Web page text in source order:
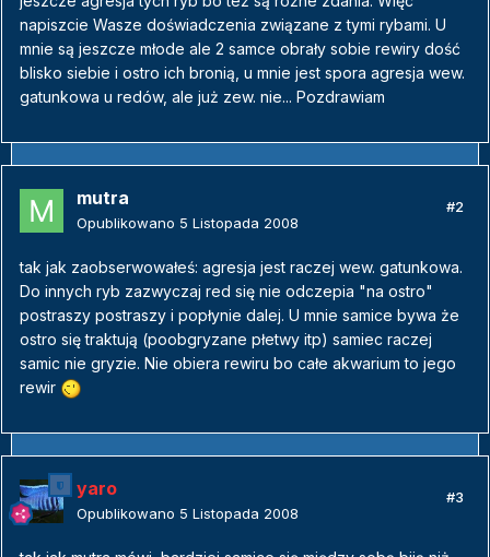
napiszcie Wasze doświadczenia związane z tymi rybami. U
mnie są jeszcze młode ale 2 samce obrały sobie rewiry dość
blisko siebie i ostro ich bronią, u mnie jest spora agresja wew.
gatunkowa u redów, ale już zew. nie... Pozdrawiam
mutra
Opublikowano 5 Listopada 2008
#2
tak jak zaobserwowałeś: agresja jest raczej wew. gatunkowa.
Do innych ryb zazwyczaj red się nie odczepia "na ostro"
postraszy postraszy i popłynie dalej. U mnie samice bywa że
ostro się traktują (poobgryzane płetwy itp) samiec raczej
samic nie gryzie. Nie obiera rewiru bo całe akwarium to jego
rewir
yaro
Opublikowano 5 Listopada 2008
#3